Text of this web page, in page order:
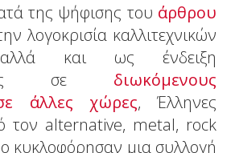
της ψήφισης του άρθρου
λογοκρισία καλλιτεχνικών
αλλά και ως ένδειξη
σε διωκόμενους
άλλες χώρες, Έλληνες
τον alternative, metal, rock
κυκλοφόρησαν μια συλλογή